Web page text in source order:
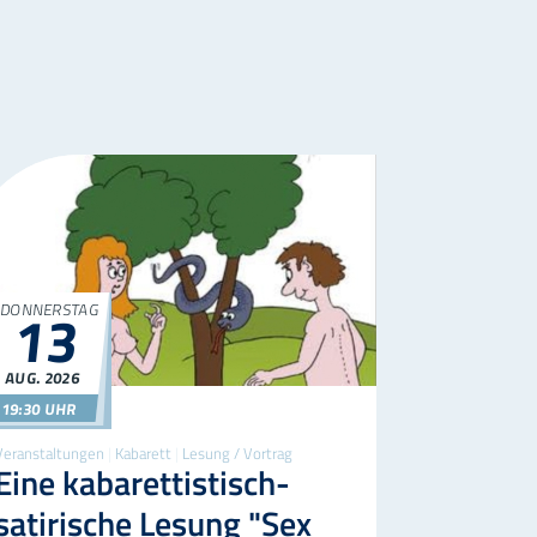
Kabarett Lesung / Vortrag
kabarettistisch-
Lesung "Sex
DONNERSTAG
13
AUG. 2026
19:30 UHR